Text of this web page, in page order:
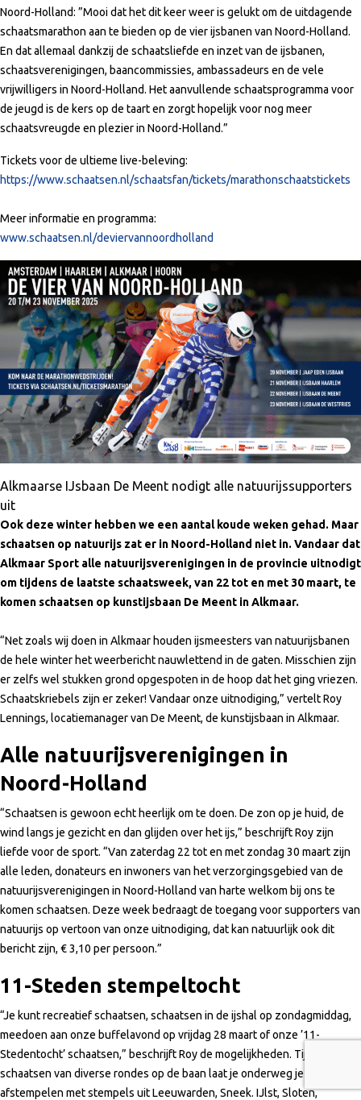
Noord-Holland: ”Mooi dat het dit keer weer is gelukt om de uitdagende
schaatsmarathon aan te bieden op de vier ijsbanen van Noord-Holland.
En dat allemaal dankzij de schaatsliefde en inzet van de ijsbanen,
schaatsverenigingen, baancommissies, ambassadeurs en de vele
vrijwilligers in Noord-Holland. Het aanvullende schaatsprogramma voor
de jeugd is de kers op de taart en zorgt hopelijk voor nog meer
schaatsvreugde en plezier in Noord-Holland.”
Tickets voor de ultieme live-beleving:
https://www.schaatsen.nl/schaatsfan/tickets/marathonschaatstickets
Meer informatie en programma:
www.schaatsen.nl/deviervannoordholland
Alkmaarse IJsbaan De Meent nodigt alle natuurijssupporters
uit
Ook deze winter hebben we een aantal koude weken gehad. Maar
schaatsen op natuurijs zat er in Noord-Holland niet in. Vandaar dat
Alkmaar Sport alle natuurijsverenigingen in de provincie uitnodigt
om tijdens de laatste schaatsweek, van 22 tot en met 30 maart, te
komen schaatsen op kunstijsbaan De Meent in Alkmaar.
“Net zoals wij doen in Alkmaar houden ijsmeesters van natuurijsbanen
de hele winter het weerbericht nauwlettend in de gaten. Misschien zijn
er zelfs wel stukken grond opgespoten in de hoop dat het ging vriezen.
Schaatskriebels zijn er zeker! Vandaar onze uitnodiging,” vertelt Roy
Lennings, locatiemanager van De Meent, de kunstijsbaan in Alkmaar.
Alle natuurijsverenigingen in
Noord-Holland
“Schaatsen is gewoon echt heerlijk om te doen. De zon op je huid, de
wind langs je gezicht en dan glijden over het ijs,” beschrijft Roy zijn
liefde voor de sport. “Van zaterdag 22 tot en met zondag 30 maart zijn
alle leden, donateurs en inwoners van het verzorgingsgebied van de
natuurijsverenigingen in Noord-Holland van harte welkom bij ons te
komen schaatsen. Deze week bedraagt de toegang voor supporters van
natuurijs op vertoon van onze uitnodiging, dat kan natuurlijk ook dit
bericht zijn, € 3,10 per persoon.”
11-Steden stempeltocht
“Je kunt recreatief schaatsen, schaatsen in de ijshal op zondagmiddag,
meedoen aan onze buffelavond op vrijdag 28 maart of onze ’11-
Stedentocht’ schaatsen,” beschrijft Roy de mogelijkheden. Tijdens het
schaatsen van diverse rondes op de baan laat je onderweg je kaart
afstempelen met stempels uit Leeuwarden, Sneek. IJlst, Sloten,